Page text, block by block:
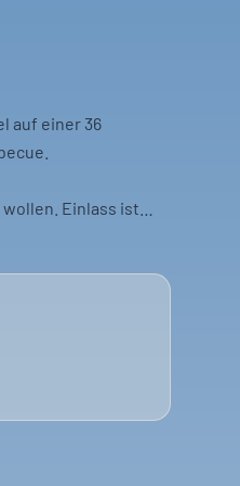
auf einer 36
Einlass ist
für